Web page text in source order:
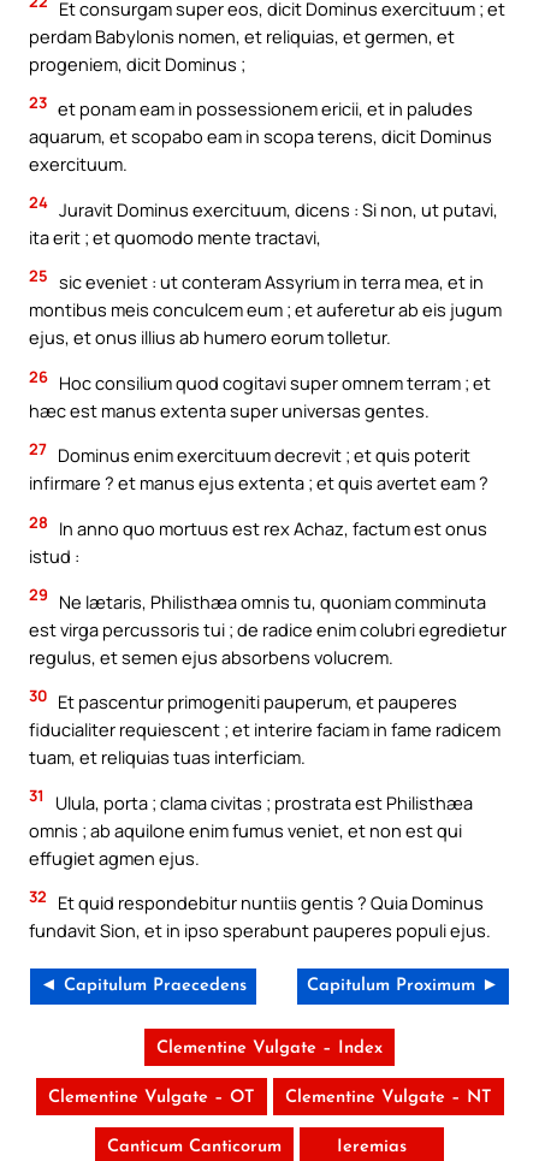
Et consurgam super eos, dicit Dominus exercituum ; et
perdam Babylonis nomen, et reliquias, et germen, et
progeniem, dicit Dominus ;
23 et ponam eam in possessionem ericii, et in paludes
aquarum, et scopabo eam in scopa terens, dicit Dominus
exercituum.
24 Juravit Dominus exercituum, dicens : Si non, ut putavi,
ita erit ; et quomodo mente tractavi,
25 sic eveniet : ut conteram Assyrium in terra mea, et in
montibus meis conculcem eum ; et auferetur ab eis jugum
ejus, et onus illius ab humero eorum tolletur.
26 Hoc consilium quod cogitavi super omnem terram ; et
hæc est manus extenta super universas gentes.
27 Dominus enim exercituum decrevit ; et quis poterit
infirmare ? et manus ejus extenta ; et quis avertet eam ?
28
In anno quo mortuus est rex Achaz, factum est onus
istud :
29
Ne lætaris, Philisthæa omnis tu, quoniam comminuta
est virga percussoris tui ; de radice enim colubri egredietur
regulus, et semen ejus absorbens volucrem.
30 Et pascentur primogeniti pauperum, et pauperes
fiducialiter requiescent ; et interire faciam in fame radicem
tuam, et reliquias tuas interficiam.
31
Ulula, porta ; clama civitas ; prostrata est Philisthæa
omnis ; ab aquilone enim fumus veniet, et non est qui
effugiet agmen ejus.
32
Et quid respondebitur nuntiis gentis ? Quia Dominus
fundavit Sion, et in ipso sperabunt pauperes populi ejus.
◄ Capitulum Praecedens Capitulum Proximum ►
Clementine Vulgate – Index
Clementine Vulgate – OT Clementine Vulgate – NT
Canticum Canticorum Ieremias